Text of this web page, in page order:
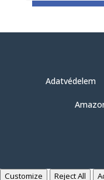
Adatvédelem
Customize Reject All